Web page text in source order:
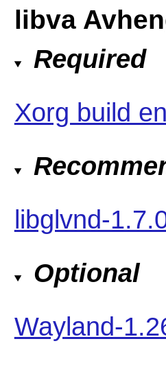
libva
Required
Xorg build
libglvnd-
Optional
Wayland-